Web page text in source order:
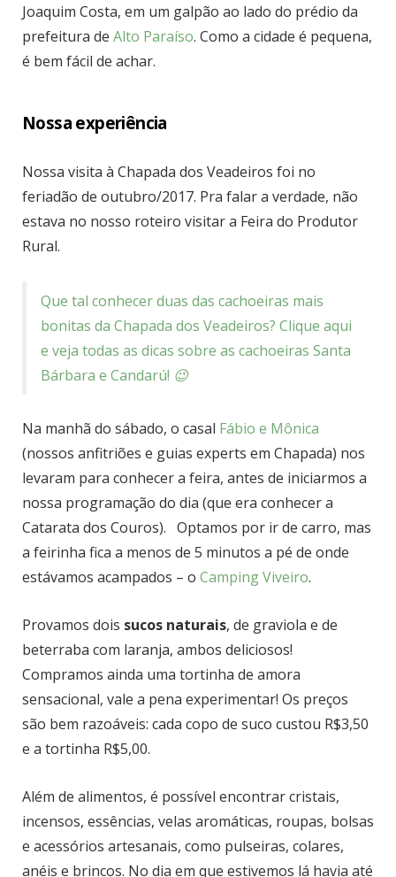
Joaquim Costa, em um galpão ao lado do prédio da
prefeitura de Alto Paraíso. Como a cidade é pequena,
é bem fácil de achar.
Nossa experiência
Nossa visita à Chapada dos Veadeiros foi no
feriadão de outubro/2017. Pra falar a verdade, não
estava no nosso roteiro visitar a Feira do Produtor
Rural.
Que tal conhecer duas das cachoeiras mais
bonitas da Chapada dos Veadeiros? Clique aqui
e veja todas as dicas sobre as cachoeiras Santa
Bárbara e Candarú! 😉
Na manhã do sábado, o casal Fábio e Mônica
(nossos anfitriões e guias experts em Chapada) nos
levaram para conhecer a feira, antes de iniciarmos a
nossa programação do dia (que era conhecer a
Catarata dos Couros). Optamos por ir de carro, mas
a feirinha fica a menos de 5 minutos a pé de onde
estávamos acampados – o Camping Viveiro.
Provamos dois sucos naturais, de graviola e de
beterraba com laranja, ambos deliciosos!
Compramos ainda uma tortinha de amora
sensacional, vale a pena experimentar! Os preços
são bem razoáveis: cada copo de suco custou R$3,50
e a tortinha R$5,00.
Além de alimentos, é possível encontrar cristais,
incensos, essências, velas aromáticas, roupas, bolsas
e acessórios artesanais, como pulseiras, colares,
anéis e brincos. No dia em que estivemos lá havia até